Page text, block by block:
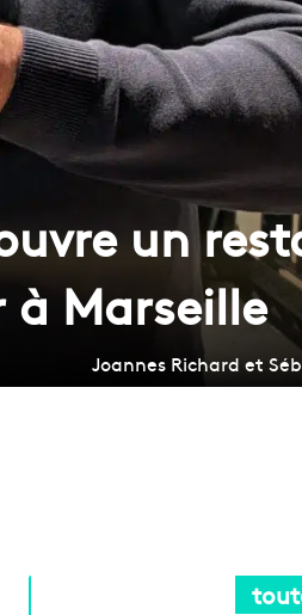
un
Marseille
Joannes Richard et